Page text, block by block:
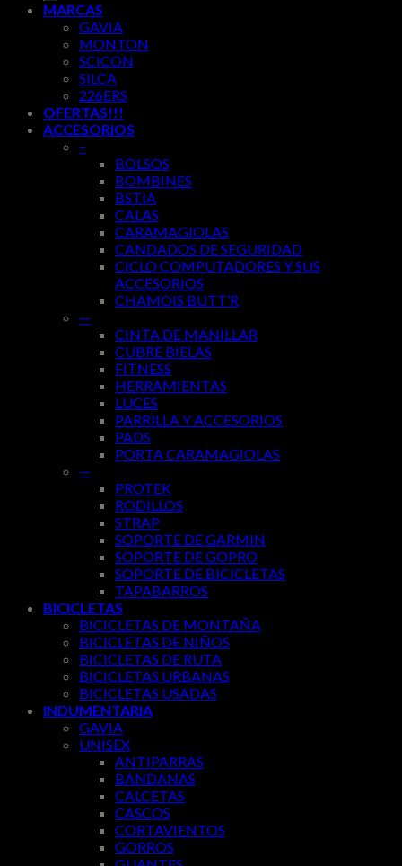
MARCAS
GAVIA
MONTON
SCICON
SILCA
226ERS
OFERTAS!!!
ACCESORIOS
–
BOLSOS
BOMBINES
BSTIA
CALAS
CARAMAGIOLAS
CANDADOS DE SEGURIDAD
CICLO COMPUTADORES Y SUS
ACCESORIOS
CHAMOIS BUTT’R
—
CINTA DE MANILLAR
CUBRE BIELAS
FITNESS
HERRAMIENTAS
LUCES
PARRILLA Y ACCESORIOS
PADS
PORTA CARAMAGIOLAS
—
PROTEK
RODILLOS
STRAP
SOPORTE DE GARMIN
SOPORTE DE GOPRO
SOPORTE DE BICICLETAS
TAPABARROS
BICICLETAS
BICICLETAS DE MONTAÑA
BICICLETAS DE NIÑOS
BICICLETAS DE RUTA
BICICLETAS URBANAS
BICICLETAS USADAS
INDUMENTARIA
GAVIA
UNISEX
ANTIPARRAS
BANDANAS
CALCETAS
CASCOS
CORTAVIENTOS
GORROS